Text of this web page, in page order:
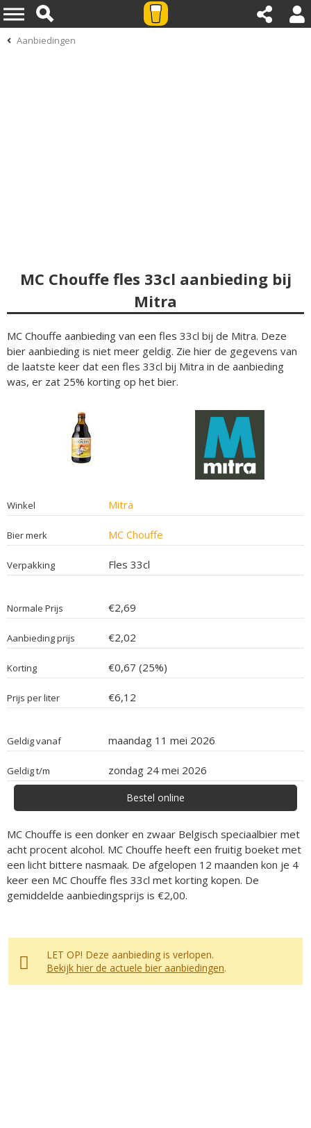
Aanbiedingen
MC Chouffe fles 33cl aanbieding bij
Mitra
MC Chouffe aanbieding van een fles 33cl bij de Mitra. Deze
bier aanbieding is niet meer geldig. Zie hier de gegevens van
de laatste keer dat een fles 33cl bij Mitra in de aanbieding
was, er zat 25% korting op het bier.
Winkel Mitra
Bier merk MC Chouffe
Verpakking Fles 33cl
Normale Prijs €2,69
Aanbieding prijs €2,02
Korting €0,67 (25%)
Prijs per liter €6,12
Geldig vanaf maandag 11 mei 2026
Geldig t/m zondag 24 mei 2026
Bestel online
MC Chouffe is een donker en zwaar Belgisch speciaalbier met
acht procent alcohol. MC Chouffe heeft een fruitig boeket met
een licht bittere nasmaak. De afgelopen 12 maanden kon je 4
keer een MC Chouffe fles 33cl met korting kopen. De
gemiddelde aanbiedingsprijs is €2,00.
LET OP! Deze aanbieding is verlopen.
Bekijk hier de actuele bier aanbiedingen.